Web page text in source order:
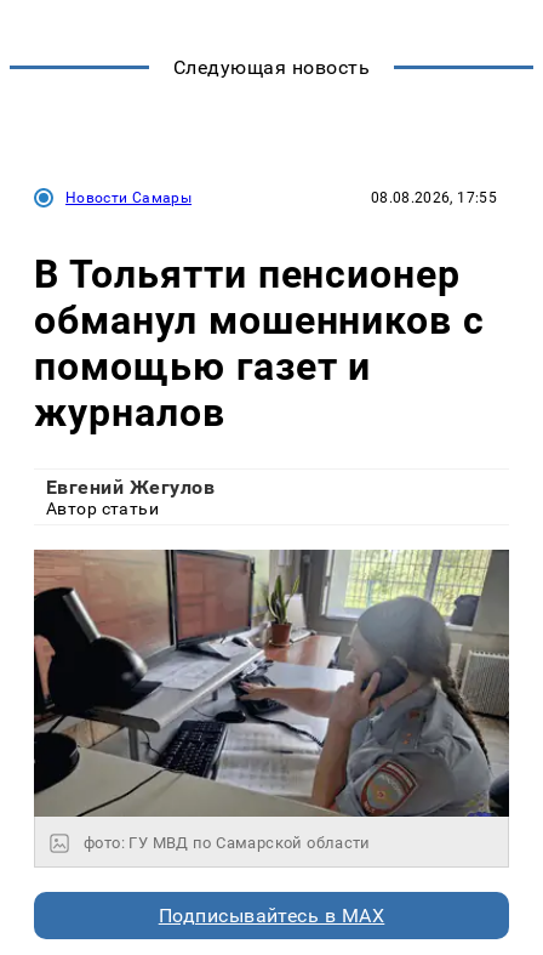
Следующая новость
Новости Самары 08.08.2026, 17:55
В Тольятти пенсионер
обманул мошенников с
помощью газет и
журналов
Евгений Жегулов
Автор статьи
фото: ГУ МВД по Самарской области
Подписывайтесь в MAX